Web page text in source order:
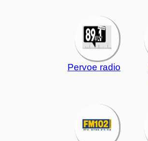
Pervoe radio